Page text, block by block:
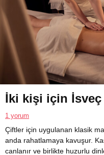
İki kişi için İsveç
1 yorum
Çiftler için uygulanan klasik
anda rahatlamaya kavuşur.
canlanır ve birlikte huzurlu